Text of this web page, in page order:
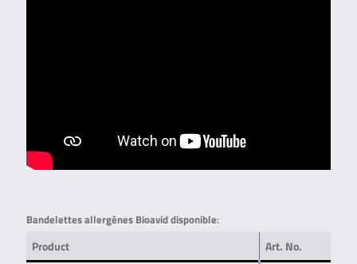
Bandelettes allergènes Bioavid disponible:
Product Art. No.